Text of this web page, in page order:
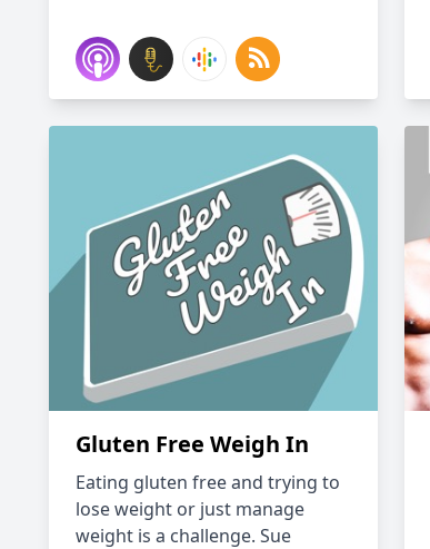
Gluten Free Weigh In
Eating gluten free and trying to
lose weight or just manage
weight is a challenge. Sue